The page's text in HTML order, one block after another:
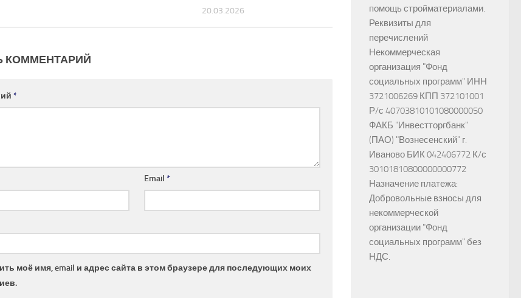
20.03.2026
КОММЕНТАРИЙ
*
Email*
моё имя, email и адрес сайта в этом браузере для последующих моих
помощь стройматериалами.
Реквизиты для
перечислений
Некоммерческая
организация "Фонд
социальных программ" ИНН
3721006269 КПП 372101001
Р/с 40703810101080000050
ФАКБ "Инвестторгбанк"
(ПАО) "Вознесенский" г.
Иваново БИК 042406772 К/с
30101810800000000772
Назначение платежа:
Добровольные взносы для
некоммерческой
организации "Фонд
социальных программ" без
НДС.